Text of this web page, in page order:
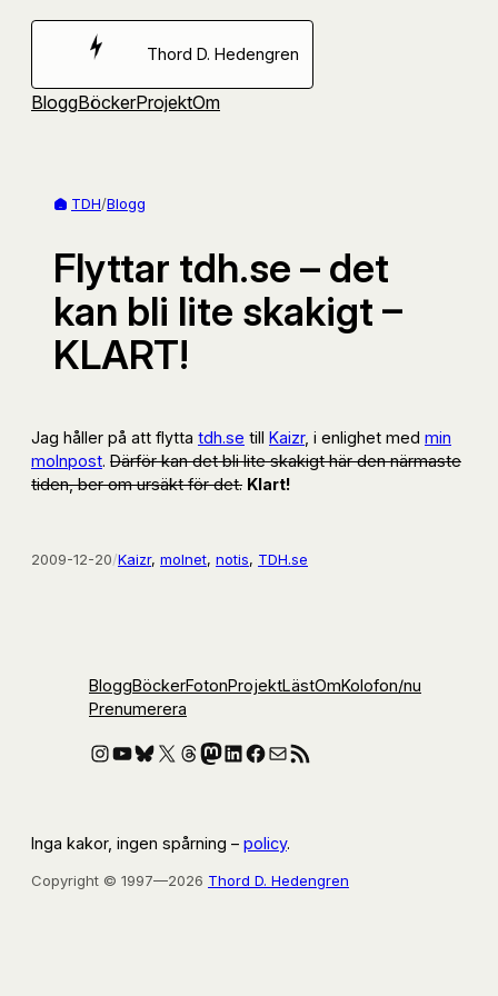
Hoppa
Thord D. Hedengren
BloggBöckerProjektOm
TDH/Blogg
Flyttar tdh.se – det
kan bli lite skakigt –
KLART!
Jag håller på att flytta tdh.se till Kaizr, i enlighet med min
molnpost. Därför kan det bli lite skakigt här den närmaste
tiden, ber om ursäkt för det. Klart!
2009-12-20/Kaizr, molnet, notis, TDH.se
BloggBöckerFotonProjektLästOmKolofon/nu
Prenumerera
Instagram
YouTube
Bluesky
X Threads
Mastodon
LinkedIn
Facebook
E-postRSS-flöde
Inga kakor, ingen spårning – policy.
Copyright © 1997—2026 Thord D. Hedengren